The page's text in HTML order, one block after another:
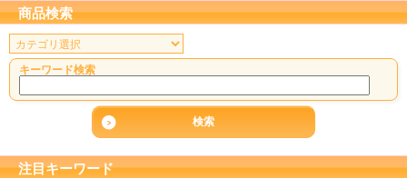
商品検索
キーワード検索
注目キーワード